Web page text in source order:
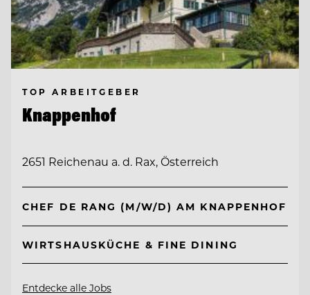
TOP ARBEITGEBER
Knappenhof
2651 Reichenau a. d. Rax, Österreich
CHEF DE RANG (M/W/D) AM KNAPPENHOF
WIRTSHAUSKÜCHE & FINE DINING
Entdecke alle Jobs